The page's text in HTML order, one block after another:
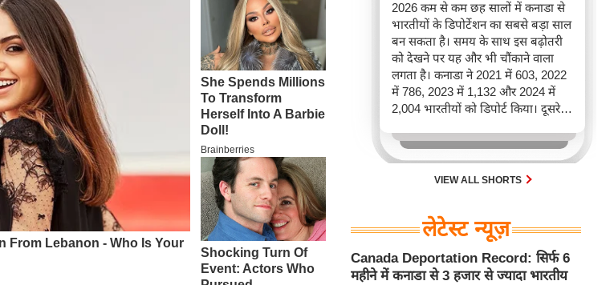
2026 कम से कम छह सालों में कनाडा से
भारतीयों के डिपोर्टेशन का सबसे बड़ा साल
बन सकता है। समय के साथ इस बढ़ोतरी
को देखने पर यह और भी चौंकाने वाला
लगता है। कनाडा ने 2021 में 603, 2022
में 786, 2023 में 1,132 और 2024 में
2,004 भारतीयों को डिपोर्ट किया। दूसरे
पूरे साल की तुलना में 2026 की पहली
छमाही में ज़्यादा भारतीयों को वापस भेजा
VIEW ALL SHORTS
लेटेस्ट न्यूज़
Canada Deportation Record: सिर्फ 6
महीने में कनाडा से 3 हजार से ज्यादा भारतीय